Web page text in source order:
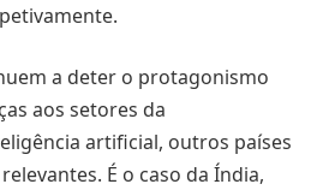
a deter o protagonismo
aos setores da
artificial, outros países
É o caso da Índia,